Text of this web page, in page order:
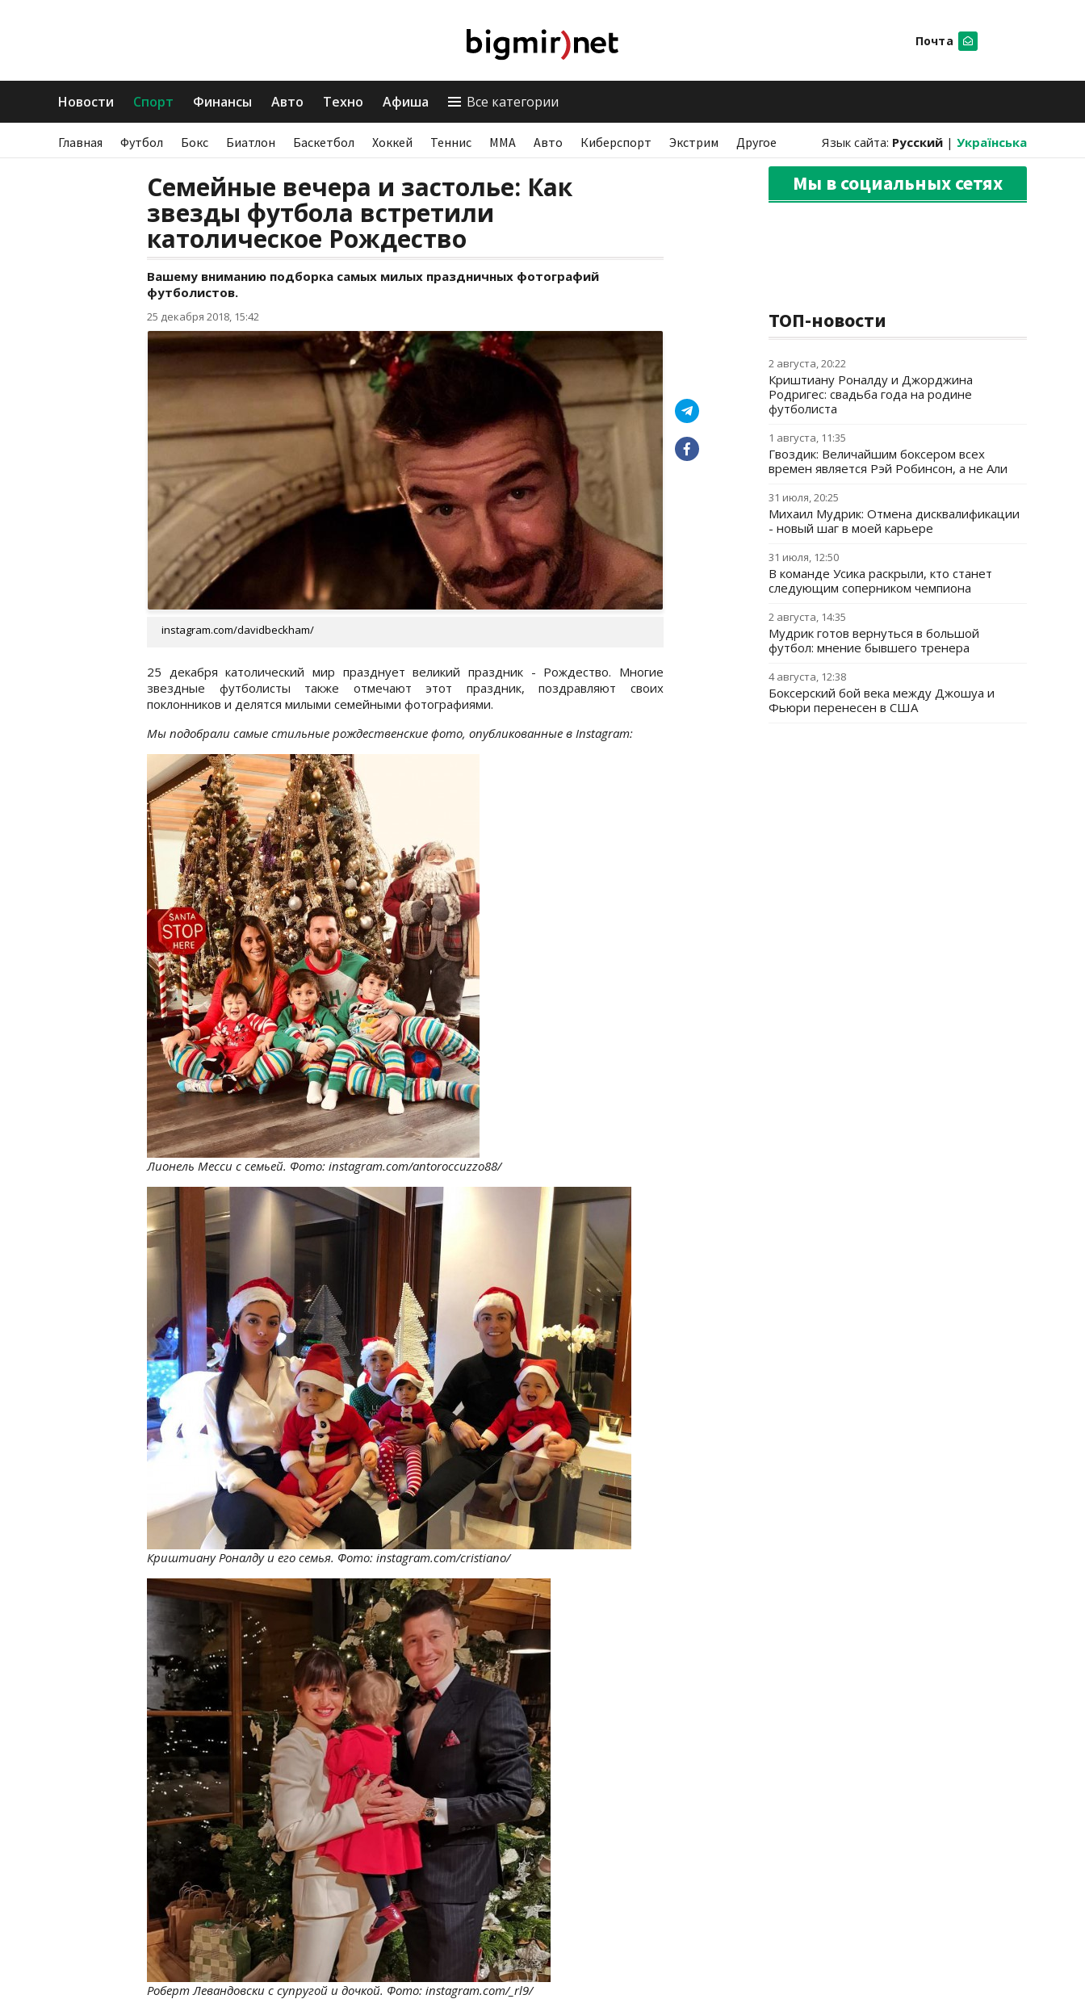
Почта
Новости Спорт Финансы Авто Техно Афиша Все категории
Главная Футбол Бокс Биатлон Баскетбол Хоккей Теннис ММА Авто Киберспорт Экстрим Другое Язык сайта: Русский | Українська
Семейные вечера и застолье: Как
звезды футбола встретили
католическое Рождество
Вашему вниманию подборка самых милых праздничных фотографий
футболистов.
25 декабря 2018, 15:42
instagram.com/davidbeckham/
25 декабря католический мир празднует великий праздник - Рождество. Многие
звездные футболисты также отмечают этот праздник, поздравляют своих
поклонников и делятся милыми семейными фотографиями.
Мы подобрали самые стильные рождественские фото, опубликованные в Instagram:
Лионель Месси с семьей. Фото: instagram.com/antoroccuzzo88/
Криштиану Роналду и его семья. Фото: instagram.com/cristiano/
Роберт Левандовски с супругой и дочкой. Фото: instagram.com/_rl9/
Мы в социальных сетях
ТОП-новости
2 августа, 20:22
Криштиану Роналду и Джорджина
Родригес: свадьба года на родине
футболиста
1 августа, 11:35
Гвоздик: Величайшим боксером всех
времен является Рэй Робинсон, а не Али
31 июля, 20:25
Михаил Мудрик: Отмена дисквалификации
- новый шаг в моей карьере
31 июля, 12:50
В команде Усика раскрыли, кто станет
следующим соперником чемпиона
2 августа, 14:35
Мудрик готов вернуться в большой
футбол: мнение бывшего тренера
4 августа, 12:38
Боксерский бой века между Джошуа и
Фьюри перенесен в США